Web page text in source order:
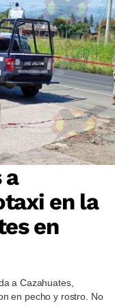
a
en la
en
a Cazahuates,
en pecho y rostro. No